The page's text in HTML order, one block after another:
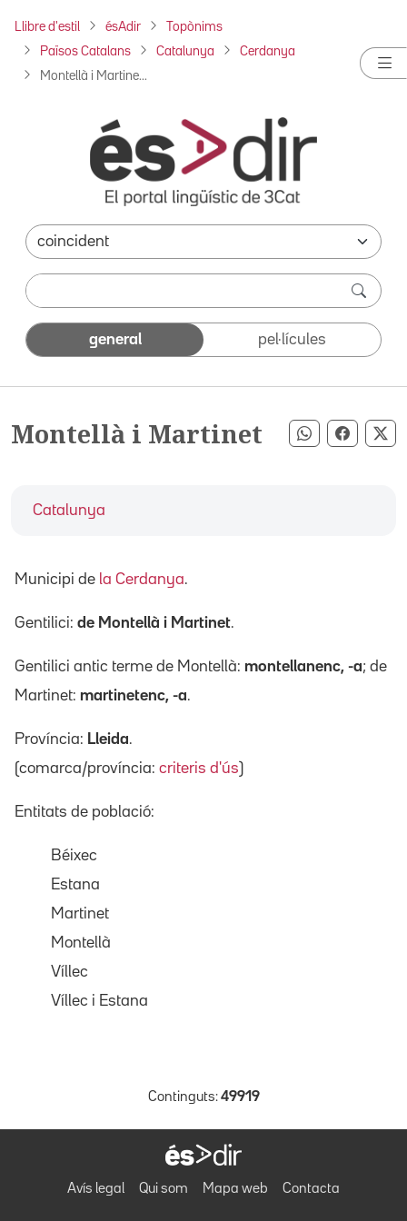
Llibre d'estil ésAdir Topònims
Països Catalans Catalunya Cerdanya
Montellà i Martine...
general pel·lícules
Montellà i Martinet Compartir
Catalunya
Municipi de la Cerdanya.
Gentilici: de Montellà i Martinet.
Gentilici antic terme de Montellà: montellanenc, -a; de
Martinet: martinetenc, -a.
Província: Lleida.
(comarca/província: criteris d'ús)
Entitats de població:
Béixec
Estana
Martinet
Montellà
Víllec
Víllec i Estana
Continguts: 49919
Avís legal Qui som Mapa web Contacta